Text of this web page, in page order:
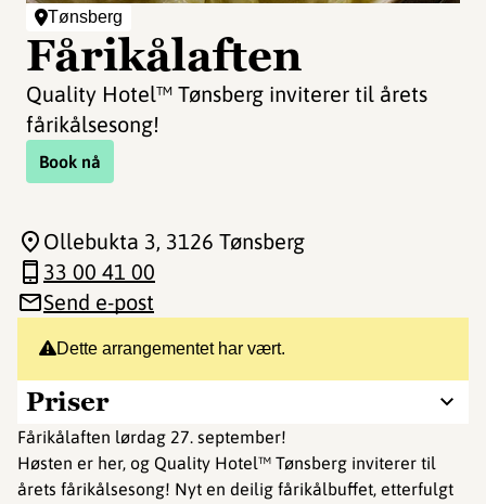
Tønsberg
Fårikålaften
Quality Hotel™ Tønsberg inviterer til årets
fårikålsesong!
Book nå
Dette arrangementet har vært.
Priser
Fårikålaften lørdag 27. september!
Høsten er her, og Quality Hotel™ Tønsberg inviterer til
årets fårikålsesong! Nyt en deilig fårikålbuffet, etterfulgt
Ollebukta 3, 3126 Tønsberg
33 00 41 00
Send e-post